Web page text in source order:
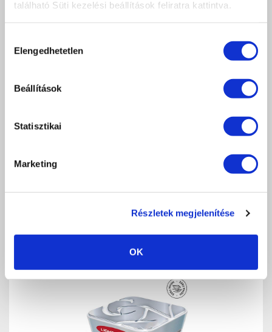
található Süti kezelési beállítások feliratra kattintva.
kiválasztása
Elengedhetetlen
Beállítások
Statisztikai
Marketing
Részletek megjelenítése
OK